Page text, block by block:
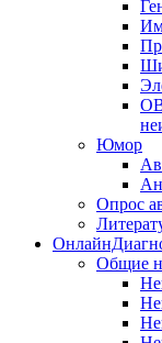
Юмор
Опрос
Общие